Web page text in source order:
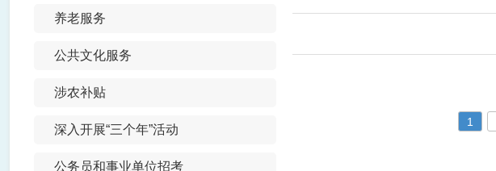
养老服务
公共文化服务
涉农补贴
深入开展“三个年”活动
公务员和事业单位招考
1